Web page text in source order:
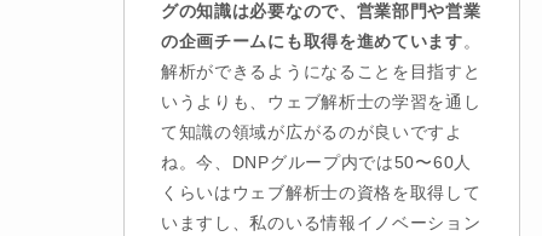
グの知識は必要なので、営業部門や営業
の企画チームにも取得を進めています。
解析ができるようになることを目指すと
いうよりも、ウェブ解析士の学習を通し
て知識の領域が広がるのが良いですよ
ね。今、DNPグループ内では50〜60人
くらいはウェブ解析士の資格を取得して
いますし、私のいる情報イノベーション